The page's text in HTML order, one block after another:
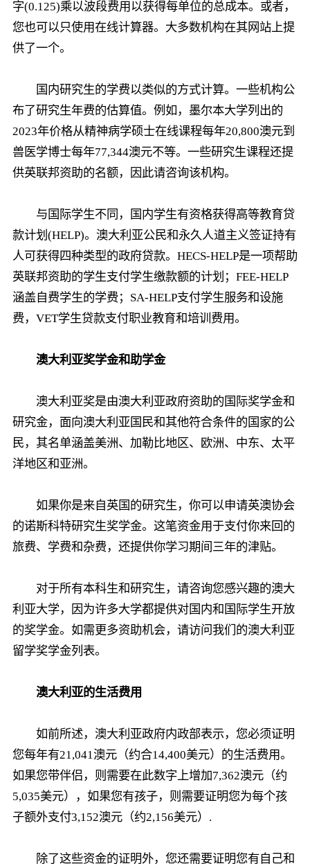
字(0.125)乘以波段费用以获得每单位的总成本。或者，
您也可以只使用在线计算器。大多数机构在其网站上提
供了一个。
国内研究生的学费以类似的方式计算。一些机构公
布了研究生年费的估算值。例如，墨尔本大学列出的
2023年价格从精神病学硕士在线课程每年20,800澳元到
兽医学博士每年77,344澳元不等。一些研究生课程还提
供英联邦资助的名额，因此请咨询该机构。
与国际学生不同，国内学生有资格获得高等教育贷
款计划(HELP)。澳大利亚公民和永久人道主义签证持有
人可获得四种类型的政府贷款。HECS-HELP是一项帮助
英联邦资助的学生支付学生缴款额的计划；FEE-HELP
涵盖自费学生的学费；SA-HELP支付学生服务和设施
费，VET学生贷款支付职业教育和培训费用。
澳大利亚奖学金和助学金
澳大利亚奖是由澳大利亚政府资助的国际奖学金和
研究金，面向澳大利亚国民和其他符合条件的国家的公
民，其名单涵盖美洲、加勒比地区、欧洲、中东、太平
洋地区和亚洲。
如果你是来自英国的研究生，你可以申请英澳协会
的诺斯科特研究生奖学金。这笔资金用于支付你来回的
旅费、学费和杂费，还提供你学习期间三年的津贴。
对于所有本科生和研究生，请咨询您感兴趣的澳大
利亚大学，因为许多大学都提供对国内和国际学生开放
的奖学金。如需更多资助机会，请访问我们的澳大利亚
留学奖学金列表。
澳大利亚的生活费用
如前所述，澳大利亚政府内政部表示，您必须证明
您每年有21,041澳元（约合14,400美元）的生活费用。
如果您带伴侣，则需要在此数字上增加7,362澳元（约
5,035美元），如果您有孩子，则需要证明您为每个孩
子额外支付3,152澳元（约2,156美元）.
除了这些资金的证明外，您还需要证明您有自己和